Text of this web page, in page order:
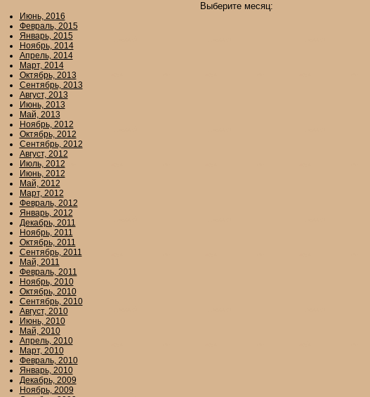
Выберите месяц:
Июнь, 2016
Февраль, 2015
Январь, 2015
Ноябрь, 2014
Апрель, 2014
Март, 2014
Октябрь, 2013
Сентябрь, 2013
Август, 2013
Июнь, 2013
Май, 2013
Ноябрь, 2012
Октябрь, 2012
Сентябрь, 2012
Август, 2012
Июль, 2012
Июнь, 2012
Май, 2012
Март, 2012
Февраль, 2012
Январь, 2012
Декабрь, 2011
Ноябрь, 2011
Октябрь, 2011
Сентябрь, 2011
Май, 2011
Февраль, 2011
Ноябрь, 2010
Октябрь, 2010
Сентябрь, 2010
Август, 2010
Июнь, 2010
Май, 2010
Апрель, 2010
Март, 2010
Февраль, 2010
Январь, 2010
Декабрь, 2009
Ноябрь, 2009